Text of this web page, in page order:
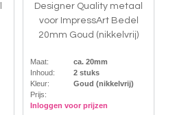
Designer Quality metaal
voor ImpressArt Bedel
20mm Goud (nikkelvrij)
Maat:
ca. 20mm
Inhoud:
2 stuks
Kleur:
Goud (nikkelvrij)
Prijs:
Inloggen voor prijzen